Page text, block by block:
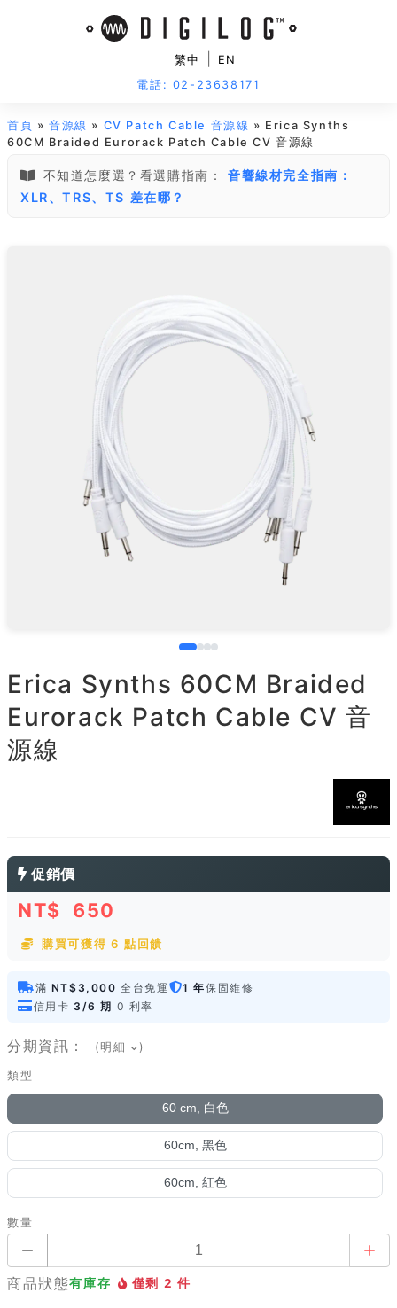
繁中
EN
電話: 02-23638171
首頁 »音源線 » CV Patch Cable 音源線 » Erica Synths
60CM Braided Eurorack Patch Cable CV 音源線
不知道怎麼選？看選購指南：
音響線材完全指南：
XLR、TRS、TS 差在哪？
Erica Synths 60CM Braided
Eurorack Patch Cable CV 音
源線
促銷價
NT$ 650
購買可獲得 6 點回饋
滿 NT$3,000 全台免運 1 年保固維修
信用卡 3/6 期 0 利率
分期資訊： (明細 )
類型
60 cm, 白色
60cm, 黑色
60cm, 紅色
數量
商品狀態有庫存 僅剩 2 件